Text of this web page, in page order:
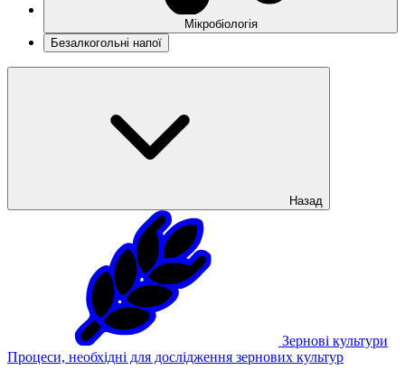
Мікробіологія
Безалкогольні напої
Назад
Зернові культури
Процеси, необхідні для дослідження зернових культур